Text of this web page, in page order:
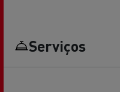
Serviços